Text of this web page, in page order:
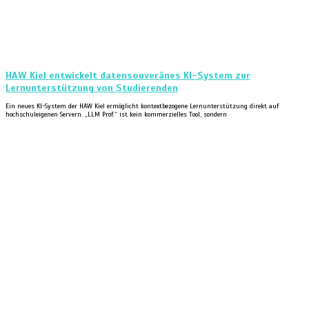
HAW Kiel entwickelt datensouveränes KI-System zur
Lernunterstützung von Studierenden
Ein neues KI-System der HAW Kiel ermöglicht kontextbezogene Lernunterstützung direkt auf
hochschuleigenen Servern. „LLM Prof.“ ist kein kommerzielles Tool, sondern